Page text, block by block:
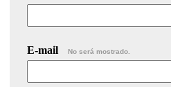
E-mail No será mostrado.